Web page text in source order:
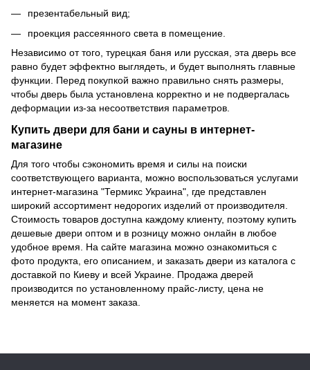
презентабельный вид;
проекция рассеянного света в помещение.
Независимо от того, турецкая баня или русская, эта дверь все
равно будет эффектно выглядеть, и будет выполнять главные
функции. Перед покупкой важно правильно снять размеры,
чтобы дверь была установлена корректно и не подвергалась
деформации из-за несоответствия параметров.
Купить двери для бани и сауны в интернет-
магазине
Для того чтобы сэкономить время и силы на поиски
соответствующего варианта, можно воспользоваться услугами
интернет-магазина "Термикс Украина", где представлен
широкий ассортимент недорогих изделий от производителя.
Стоимость товаров доступна каждому клиенту, поэтому купить
дешевые двери оптом и в розницу можно онлайн в любое
удобное время. На сайте магазина можно ознакомиться с
фото продукта, его описанием, и заказать двери из каталога с
доставкой по Киеву и всей Украине. Продажа дверей
производится по установленному прайс-листу, цена не
меняется на момент заказа.